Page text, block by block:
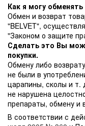
Как я могу
Обмен и возврат
"BELVET",
"Законом о защите
Сделать это Вы
покупки.
Обмену либо
не были в
царапины, сколы и т.
не нарушена
препараты, обмену и
В соответствии с